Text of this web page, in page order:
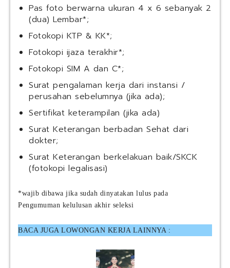
Pas foto berwarna ukuran 4 x 6 sebanyak 2
(dua) Lembar*;
Fotokopi KTP & KK*;
Fotokopi ijaza terakhir*;
Fotokopi SIM A dan C*;
Surat pengalaman kerja dari instansi /
perusahan sebelumnya (jika ada);
Sertifikat keterampilan (jika ada)
Surat Keterangan berbadan Sehat dari
dokter;
Surat Keterangan berkelakuan baik/SKCK
(fotokopi legalisasi)
*wajib dibawa jika sudah dinyatakan lulus pada
Pengumuman kelulusan akhir seleksi
BACA JUGA LOWONGAN KERJA LAINNYA :